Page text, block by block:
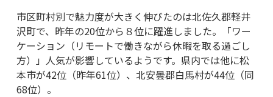
市区町村別で魅力度が大きく伸びたのは北佐久郡軽井
沢町で、昨年の20位から８位に躍進しました。「ワー
ケーション（リモートで働きながら休暇を取る過ごし
方）」人気が影響しているようです。県内では他に松
本市が42位（昨年61位）、北安曇郡白馬村が44位（同
68位）。